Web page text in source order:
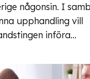
någonsin. I
upphandling vill
införa...